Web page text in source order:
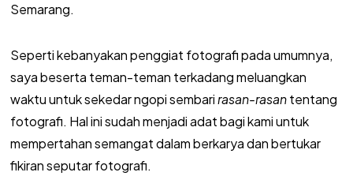
Semarang.
Seperti kebanyakan penggiat fotografi pada umumnya,
saya beserta teman-teman terkadang meluangkan
waktu untuk sekedar ngopi sembarirasan-rasantentang
fotografi. Hal ini sudah menjadi adat bagi kami untuk
mempertahan semangat dalam berkarya dan bertukar
fikiran seputar fotografi.